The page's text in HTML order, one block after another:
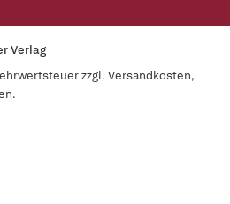
Verlag
zzgl. Versandkosten,